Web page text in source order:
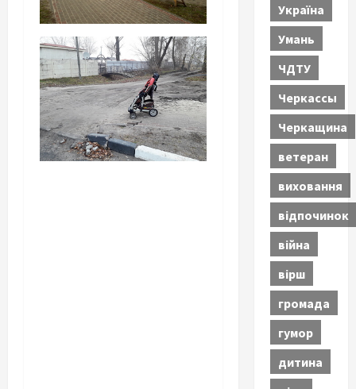
Україна
Умань
ЧДТУ
Черкассы
Черкащина
ветеран
виховання
відпочинок
війна
вірш
громада
гумор
дитина